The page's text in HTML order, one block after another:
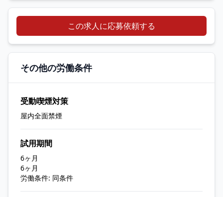
この求人に応募依頼する
その他の労働条件
受動喫煙対策
屋内全面禁煙
試用期間
6ヶ月
6ヶ月
労働条件: 同条件